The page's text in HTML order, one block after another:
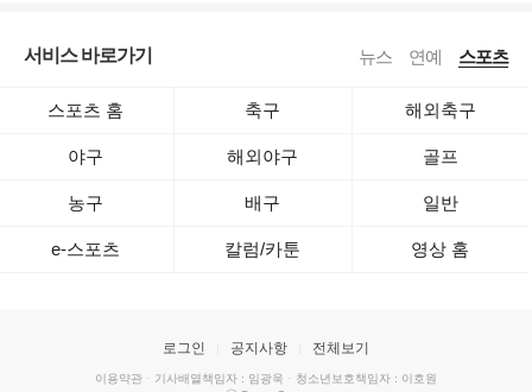
서비스 바로가기 뉴스 연예 스포츠
스포츠 홈 축구 해외축구
야구 해외야구 골프
농구 배구 일반
e-스포츠 칼럼/카툰 영상 홈
로그인 공지사항 전체보기
이용약관 · 기사배열책임자 : 임광욱 · 청소년보호책임자 : 이호원